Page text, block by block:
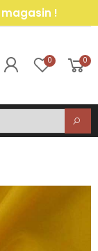
magasin !
0 0